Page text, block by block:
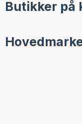
Butikker på